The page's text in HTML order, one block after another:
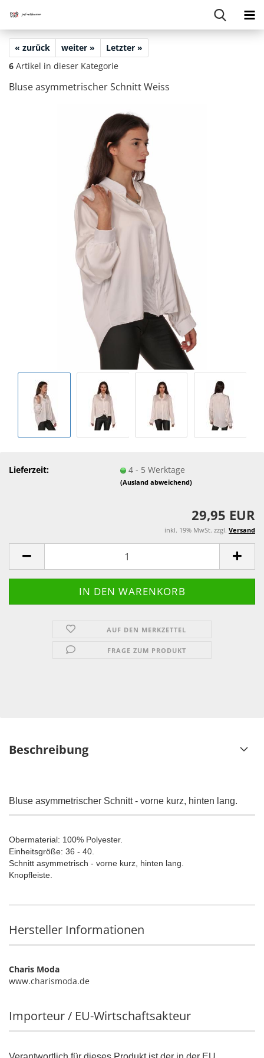
« zurück weiter »
Letzter »
6 Artikel in dieser Kategorie
Bluse asym­me­tri­scher Schnitt Weiss
Lieferzeit: 4 - 5 Werktage
(Ausland abweichend)
29,95 EUR
inkl. 19% MwSt. zzgl. Versand
AUF DEN MERKZETTEL
FRAGE ZUM PRODUKT
Beschreibung
Bluse asymmetrischer Schnitt - vorne kurz, hinten lang.
Obermaterial: 100% Polyester.
Einheitsgröße: 36 - 40.
Schnitt asymmetrisch - vorne kurz, hinten lang.
Knopfleiste.
Hersteller Informationen
Charis Moda
www.charismoda.de
Importeur / EU-Wirtschaftsakteur